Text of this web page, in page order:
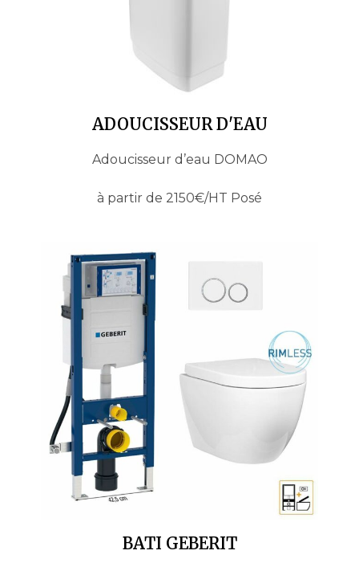
ADOUCISSEUR D'EAU
Adoucisseur d’eau DOMAO
à partir de 2150€/HT Posé
BATI GEBERIT